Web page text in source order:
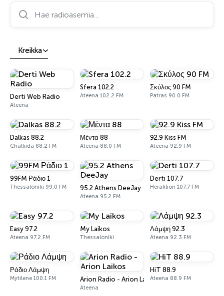
Hae radioasemia…
Kreikka
Derti Web Radio
Ateena
Sfera 102.2
Ateena 102.2 FM
Σκύλος 90 FM
Patras 90.0 FM
Dalkas 88.2
Chalkida 88.2 FM
Μέντα 88
Ateena 88.0 FM
92.9 Kiss FM
Ateena 92.9 FM
99FM Ράδιο 1
Thessaloniki 99.0 FM 95.2 Athens DeeJay
Ateena 95.2 FM
Derti 107.7
Heraklion 107.7 FM
Easy 97.2
Ateena 97.2 FM
My Laikos
Thessaloniki
Λάμψη 92.3
Ateena 92.3 FM
Ράδιο Λάμψη
Mytilene 100.1 FM Arion Radio - Arion Laikos
Ateena
HiT 88.9
Ateena 88.9 FM